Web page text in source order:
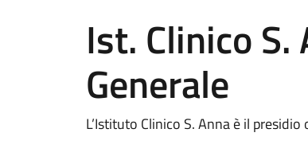
Ist. Clinico S.
Generale
L’Istituto Clinico S. Anna è il